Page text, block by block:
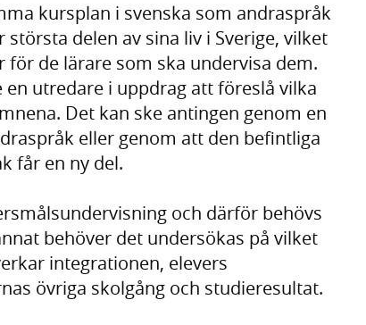
kursplan i svenska som andraspråk
delen av sina liv i Sverige, vilket
de lärare som ska undervisa dem.
utredare i uppdrag att föreslå vilka
Det kan ske antingen genom en
eller genom att den befintliga
får en ny del.
och därför behövs
behöver det undersökas på vilket
integrationen, elevers
övriga skolgång och studieresultat.